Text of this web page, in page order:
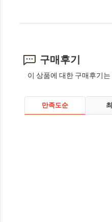
구매후기
이 상품에 대한 구매후기
만족도순